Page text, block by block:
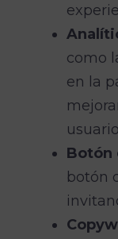
como
en la
Botón
botón